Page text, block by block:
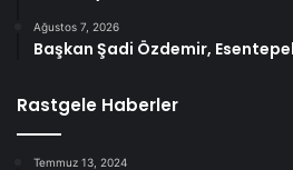
Ağustos 7, 2026
Başkan Şadi Özdemir,
Rastgele Haberler
Temmuz 13, 2024